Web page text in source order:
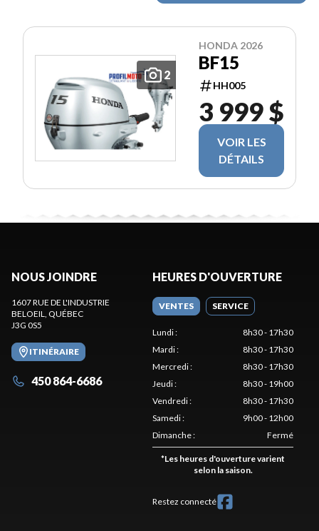
2
HONDA 2026
BF15
HH005
3 999 $
VOIR LES
DÉTAILS
NOUS JOINDRE
1607 RUE DE L'INDUSTRIE
BELOEIL, QUÉBEC
J3G 0S5
ITINÉRAIRE
450 864-6686
HEURES D'OUVERTURE
VENTES SERVICE
Lundi:
8h30 - 17h30
Mardi:
8h30 - 17h30
Mercredi:
8h30 - 17h30
Jeudi:
8h30 - 19h00
Vendredi:
8h30 - 17h30
Samedi:
9h00 - 12h00
Dimanche: Fermé
*Les heures d'ouverture varient
selon la saison.
Restez connecté